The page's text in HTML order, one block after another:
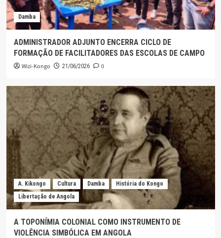
Damba
ADMINISTRADOR ADJUNTO ENCERRA CICLO DE
FORMAÇÃO DE FACILITADORES DAS ESCOLAS DE CAMPO
Wizi-Kongo 21/06/2026 0
A. Kikongo Cultura Damba
História do Kongo
Libertação de Angola
A TOPONÍMIA COLONIAL COMO INSTRUMENTO DE
VIOLÊNCIA SIMBÓLICA EM ANGOLA